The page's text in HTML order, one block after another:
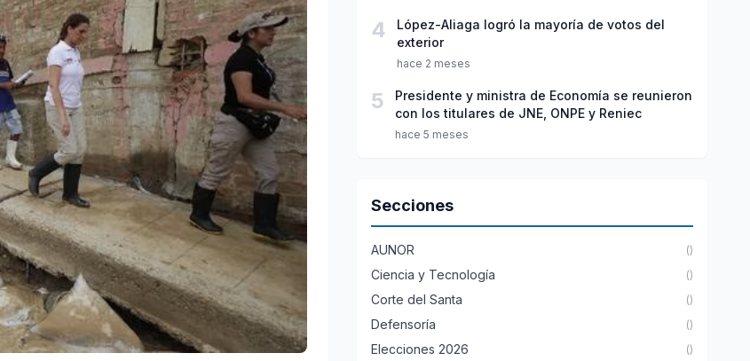
4
López-Aliaga logró la mayoría de votos del
exterior
hace 2 meses
5
Presidente y ministra de Economía se reunieron
con los titulares de JNE, ONPE y Reniec
hace 5 meses
Secciones
AUNOR ()
Ciencia y Tecnología ()
Corte del Santa ()
Defensoría ()
Elecciones 2026 ()